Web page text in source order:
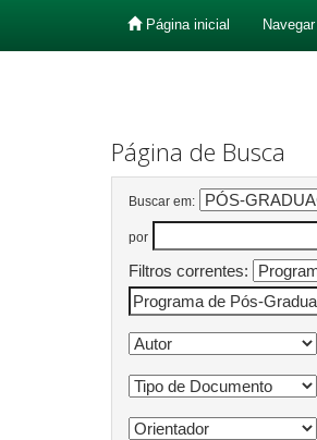
Página inicial Navegar
Página de Busca
Buscar em:
por
Filtros correntes: